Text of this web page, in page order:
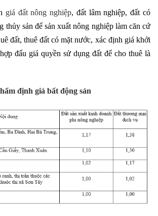
giá đất nông nghiệp, đất lâm nghiệp, đất có
thủy sản để sản xuất nông nghiệp làm căn cứ
đất, thuê đất có mặt nước, xác định giá khởi
đấu giá quyền sử dụng đất để cho thuê là
định giá bất động sản